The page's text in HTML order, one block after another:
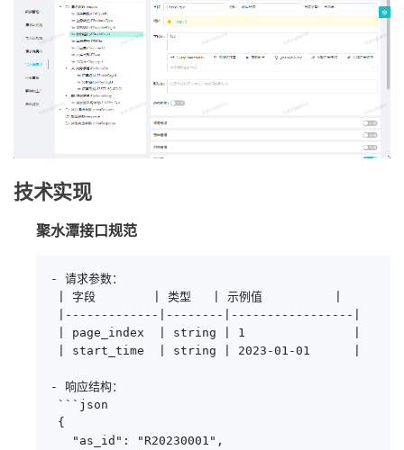
技术实现
聚水潭接口规范
- 请求参数：
| 字段        | 类型   | 示例值          |
|-------------|--------|-----------------|
| page_index  | string | 1               |
| start_time  | string | 2023-01-01      |
- 响应结构：
```json
{
   "as_id": "R20230001",